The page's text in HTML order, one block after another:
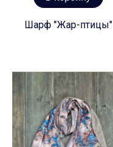
Шарф "Жар-птицы"